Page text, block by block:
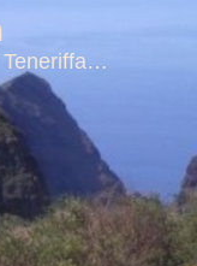
Teneriffa…